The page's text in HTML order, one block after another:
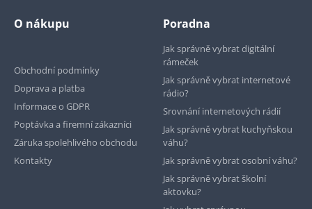
O nákupu
Obchodní podmínky
Doprava a platba
Informace o GDPR
Poptávka a firemní zákazníci
Záruka spolehlivého obchodu
Kontakty
Poradna
Jak správně vybrat digitální
rámeček
Jak správně vybrat internetové
rádio?
Srovnání internetových rádií
Jak správně vybrat kuchyňskou
váhu?
Jak správně vybrat osobní váhu?
Jak správně vybrat školní
aktovku?